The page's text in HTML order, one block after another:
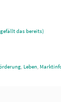
gefällt das
, Leben,